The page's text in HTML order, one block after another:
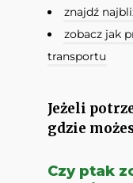
znajdź
zobacz jak
transportu
Jeżeli
gdzie
Czy ptak